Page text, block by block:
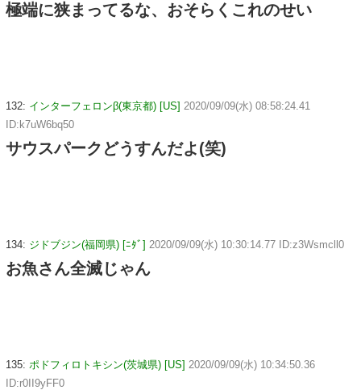
極端に狭まってるな、おそらくこれのせい
132: インターフェロンβ(東京都) [US] 2020/09/09(水) 08:58:24.41
ID:k7uW6bq50
サウスパークどうすんだよ(笑)
134: ジドブジン(福岡県) [ﾆﾀﾞ] 2020/09/09(水) 10:30:14.77 ID:z3Wsmcll0
お魚さん全滅じゃん
135: ポドフィロトキシン(茨城県) [US] 2020/09/09(水) 10:34:50.36
ID:r0II9yFF0